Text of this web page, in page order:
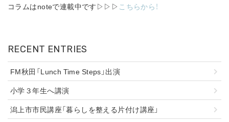
コラムはnoteで連載中です▷▷▷ こちらから！
RECENT ENTRIES
FM秋田「Lunch Time Steps」出演
小学３年生へ講演
潟上市市民講座「暮らしを整える片付け講座」